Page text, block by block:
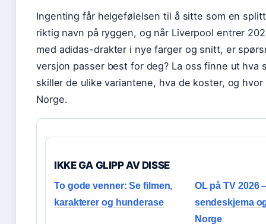
Ingenting får helgefølelsen til å sitte som en
riktig navn på ryggen, og når Liverpool entrer
med adidas-drakter i nye farger og snitt, er
versjon passer best for deg? La oss finne ut hva
skiller de ulike variantene, hva de koster, og
Norge.
IKKE GA GLIPP AV DISSE
To gode venner: Se filmen,
karakterer og hunderase
OL på TV 2026
sendeskjema
Norge